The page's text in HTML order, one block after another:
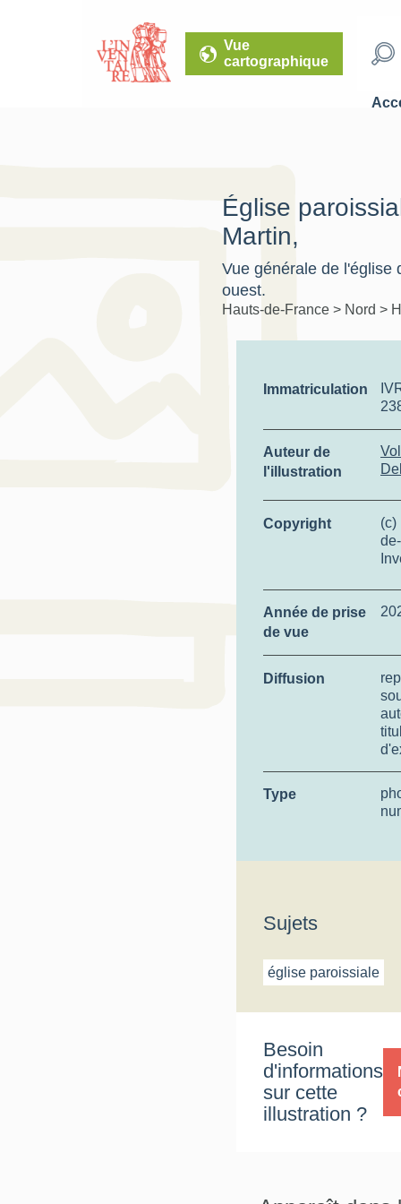
Vue
cartographique
Église
Martin,
Vue générale de l'église
ouest.
Hauts-de-France > Nord >
Immatriculation
Auteur de
l'illustration
Copyright
(c)
Année de prise
de vue
Diffusion
Type
Sujets
église paroissiale
Besoin
d'informations
sur cette
illustration ?